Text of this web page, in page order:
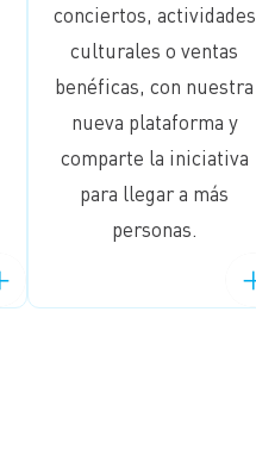
conciertos, actividades
culturales o ventas
benéficas, con nuestra
nueva plataforma y
comparte la iniciativa
para llegar a más
personas.